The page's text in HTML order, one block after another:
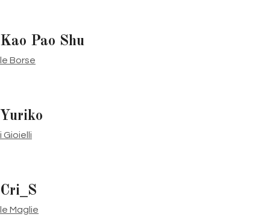
Kao Pao Shu
le Borse
Yuriko
i Gioielli
Cri_S
le Maglie